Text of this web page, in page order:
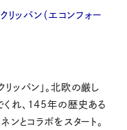
ッパン（エコンフォー
リッパン」。北欧の厳し
くれ、145年の歴史ある
とコラボをスタート。